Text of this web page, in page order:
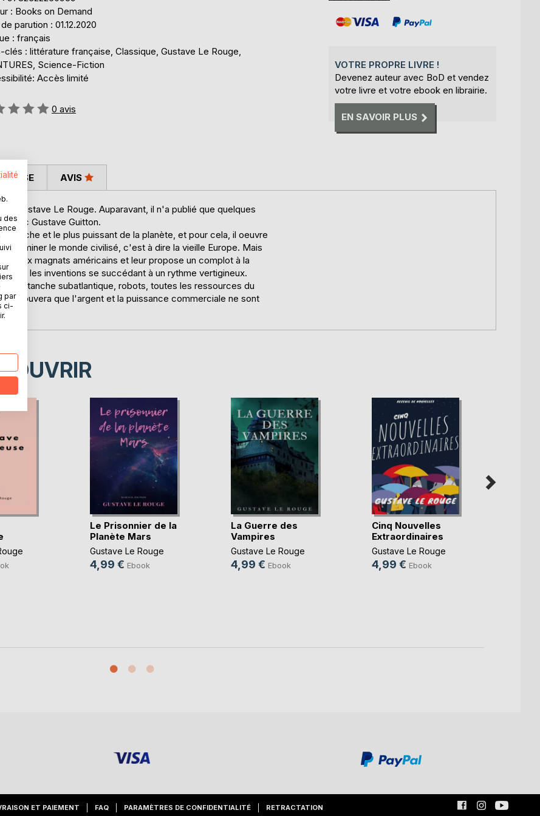
: Books on Demand
parution : 01.12.2020
: français
clés : littérature française, Classique, Gustave Le Rouge,
Science-Fiction
Accès limité
0 avis
VOTRE PROPRE LIVRE !
Devenez auteur avec BoD et vendez
votre livre et votre ebook en librairie.
EN SAVOIR PLUS
Gustave Le Rouge. Auparavant, il n'a publié que quelques
avec Gustave Guitton.
riche et le plus puissant de la planète, et pour cela, il oeuvre
dominer le monde civilisé, c'est à dire la vieille Europe. Mais
magnats américains et leur propose un complot à la
les inventions se succédant à un rythme vertigineux.
étanche subatlantique, robots, toutes les ressources du
prouvera que l'argent et la puissance commerciale ne sont
AVIS
Le Prisonnier de la
Planète Mars
Gustave Le Rouge
4,99 € Ebook
La Guerre des
Vampires
Gustave Le Rouge
4,99 € Ebook
Cinq Nouvelles
Extraordinaires
Gustave Le Rouge
4,99 € Ebook
ET PAIEMENT FAQ PARAMÈTRES DE CONFIDENTIALITÉ RETRACTATION
des
par
ci-